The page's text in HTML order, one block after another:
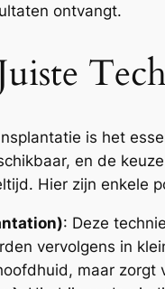
ontvangt.
is het
en de
Hier zijn enkele
: Deze
vervolgens in
maar zorgt